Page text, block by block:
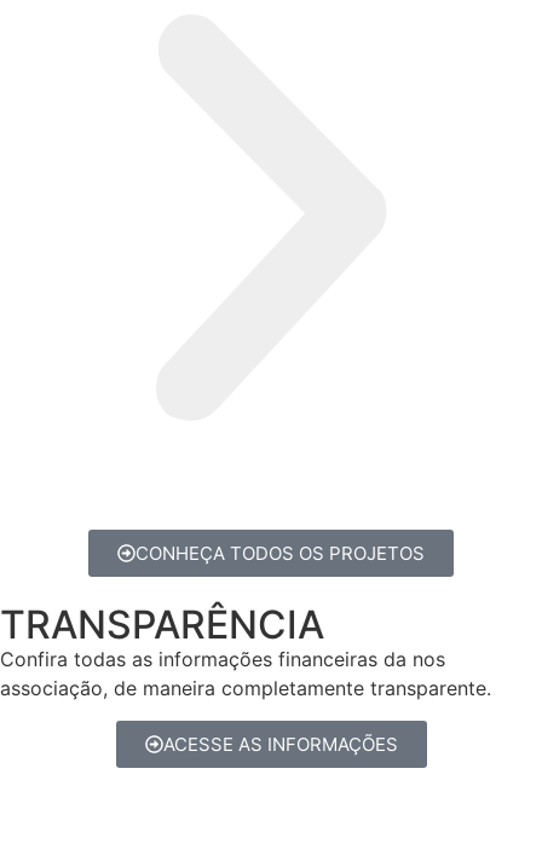
CONHEÇA TODOS OS PROJETOS
TRANSPARÊNCIA
Confira todas as informações financeiras da nos
associação, de maneira completamente transparente.
ACESSE AS INFORMAÇÕES